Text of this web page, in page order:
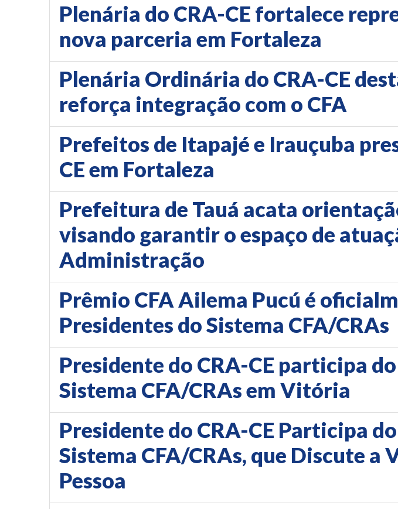
Plenária do CRA-CE fortalece
nova parceria em Fortaleza
Plenária Ordinária do CRA-CE
reforça integração com o CFA
Prefeitos de Itapajé e Irauçuba
CE em Fortaleza
Prefeitura de Tauá acata
visando garantir o espaço de
Administração
Prêmio CFA Ailema Pucú é
Presidentes do Sistema CFA/CRAs
Presidente do CRA-CE participa
Sistema CFA/CRAs em Vitória
Presidente do CRA-CE Participa
Sistema CFA/CRAs, que Discute a
Pessoa